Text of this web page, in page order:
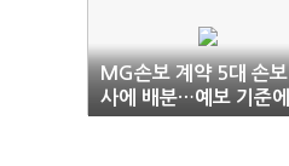
MG손보 계약 5대 손보
사에 배분…예보 기준에
촉각